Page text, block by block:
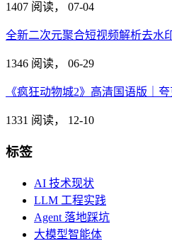
1407 阅读， 07-04
全新二次元聚合短视频解析去水
1346 阅读， 06-29
《疯狂动物城2》高清国语版｜
1331 阅读， 12-10
标签
AI 技术现状
LLM 工程实践
Agent 落地踩坑
大模型智能体